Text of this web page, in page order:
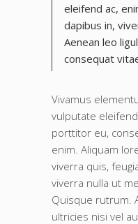
eleifend ac,
dapibus in,
Aenean leo
consequat
Vivamus
vulputate
porttitor eu,
enim. Aliquam
viverra quis,
viverra nulla ut
Quisque rutrum.
ultricies nisi vel